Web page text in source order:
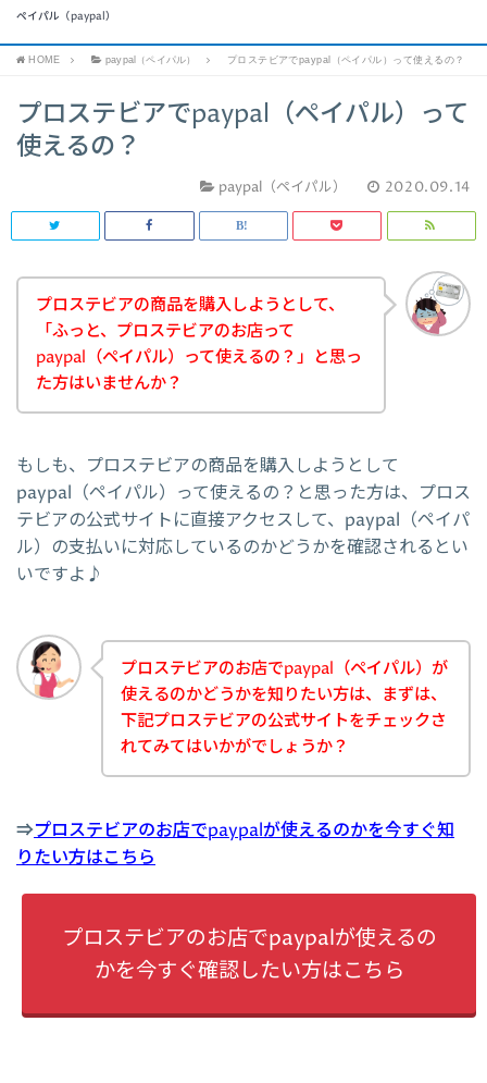
ペイパル（paypal）
HOME paypal（ペイパル） プロステビアでpaypal（ペイパル）って使えるの？
プロステビアでpaypal（ペイパル）って
使えるの？
paypal（ペイパル） 2020.09.14
プロステビアの商品を購入しようとして、
「ふっと、プロステビアのお店って
paypal（ペイパル）って使えるの？」と思っ
た方はいませんか？
もしも、プロステビアの商品を購入しようとして
paypal（ペイパル）って使えるの？と思った方は、プロス
テビアの公式サイトに直接アクセスして、paypal（ペイパ
ル）の支払いに対応しているのかどうかを確認されるとい
いですよ♪
プロステビアのお店でpaypal（ペイパル）が
使えるのかどうかを知りたい方は、まずは、
下記プロステビアの公式サイトをチェックさ
れてみてはいかがでしょうか？
⇒プロステビアのお店でpaypalが使えるのかを今すぐ知
りたい方はこちら
プロステビアのお店でpaypalが使えるの
かを今すぐ確認したい方はこちら